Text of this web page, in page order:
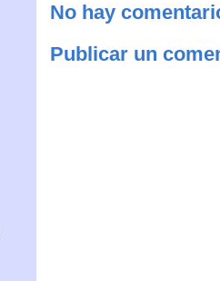
No hay
Publicar un